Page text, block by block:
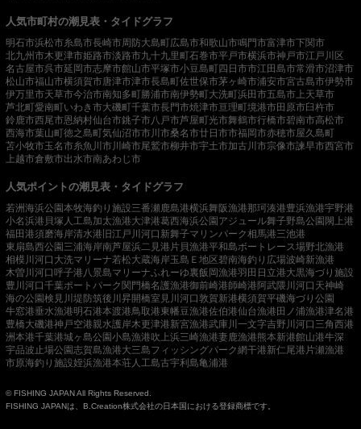
人気市町村の潮見表・タイドグラフ
明石市浜松市糸島市長崎市周防大島町広島市和歌山市鳴門市富津市下関市
北九州市木更津市姫路市淡路市九十九里町石巻市平戸市横浜市神戸市江戸川区
名古屋市呉市延岡市志摩市館山市平塚市小豆島町四日市市江田島市常滑市沼津市
松山市福山市横須賀市唐津市津市長島町佐世保市茅ヶ崎市浦安市宮古島市伊勢市
伊万里市天草市今治市南知多町勝浦市南伊勢町大洗町浜田市五島市 上天草市
芦北町愛南町いわき市大磯町千葉市長門市焼津市亘理町境港市田原市臼杵市
鈴鹿市西尾市恩納村仙台市銚子市八戸市芦屋町光市舞鶴市行橋市碧南市高松市
西海市葉山町徳之島町気仙沼市市川市桑名市廿日市市福岡市赤穂市屋久島町
苫小牧市玉名市糸魚川市 川崎市尾鷲市柳井市宇土市加古川市宗像市諫早市西宮市
上越市倉敷市出水市南あわじ市
人気ポイントの潮見表・タイドグラフ
若洲海浜公園本牧海釣り施設三番瀬 鹿島港横浜舞阪漁港那珂湊港豊浜漁港宇野港
小名浜港 貝塚人工島加太漁港大津港葛西海浜公園アジュール舞子野島公園閖上港
福田港須磨海岸清水港 旧江戸川河口 新舞子マリンパーク相馬港三池港
東扇島西公園三浦海岸南芦屋浜二見港 片貝漁港平和島ボートレース場野北漁港
相模川河口 大洗マリーナ若松大蔵海岸玉島Ｅ地区碧南海釣り広場波崎新漁港
木曽川河口呼子港 八景島マリーナふれーゆ裏飯岡漁港羽田 日立港大黒海づり施設
豊川河口千葉ポートパーク関門橋名護漁港御前崎港師崎港阿武隈川河口 天神崎
海の公園検見川堤防筑後川昇開橋室見川河口敦賀新港横須賀平磯海づり公園
牛窓港垂水漁港明石港本渡港鳥取港東幡豆漁港佐伯港仙台漁港田ノ浦漁港津名港
豊橋大磯港神戸空港親水護岸木更津港新宮漁港武庫川一文字吉野川河口 三角西港
洲本港千葉港城ヶ島公園小島漁港吹上浜三崎漁港妻鹿漁港熊本新港館山港牛深
宇品波止場公園志賀島漁港大三島フィッシングパーク網干港新仁尾港 片瀬漁港
市原海釣り施設姪浜漁港本荘人工島古宇利島亀浦港
© FISHING JAPAN All Rights Reserved.
FISHING JAPANは、B.Creation株式会社の日本国における登録商標です。